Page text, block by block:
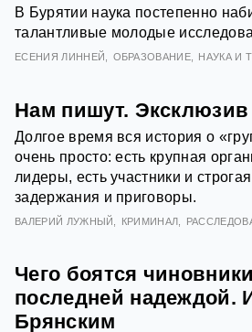
В Бурятии наука постепенно
талантливые молодые
ЕСЕНИЯ ЛИННЕЙ ОБРАЗОВАНИЕ НАУКА И
Нам пишут.
Долгое время вся история о
очень просто: есть крупная
лидеры, есть участники и
задержания и приговоры.
ВАЛЕРИЙ ЛУЖНЫЙ КРИМИНАЛ
Чего боятся
последней надеждой.
Брянским